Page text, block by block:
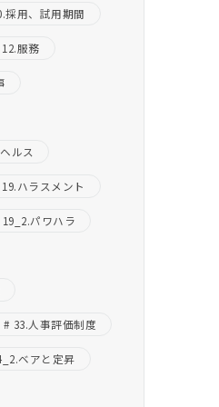
採用、試用期間
12.服務
ルス
19.ハラスメント
19_2.パワハラ
33.人事評価制度
ベアと定昇